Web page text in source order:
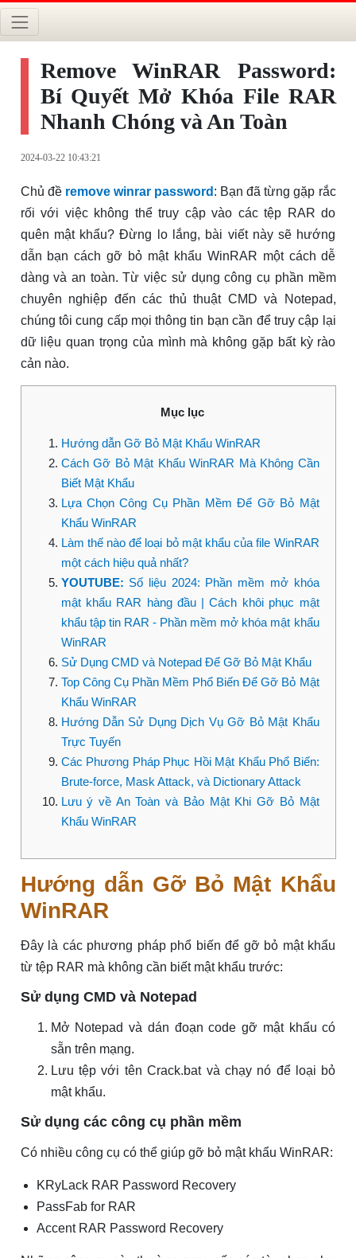
Remove WinRAR Password:
Bí Quyết Mở Khóa File RAR
Nhanh Chóng và An Toàn
2024-03-22 10:43:21
Chủ đề remove winrar password : Bạn đã từng gặp rắc
rối với việc không thể truy cập vào các tệp RAR do
quên mật khẩu? Đừng lo lắng, bài viết này sẽ hướng
dẫn bạn cách gỡ bỏ mật khẩu WinRAR một cách dễ
dàng và an toàn. Từ việc sử dụng công cụ phần mềm
chuyên nghiệp đến các thủ thuật CMD và Notepad,
chúng tôi cung cấp mọi thông tin bạn cần để truy cập lại
dữ liệu quan trọng của mình mà không gặp bất kỳ rào
cản nào.
Mục lục
Hướng dẫn Gỡ Bỏ Mật Khẩu WinRAR
Cách Gỡ Bỏ Mật Khẩu WinRAR Mà Không Cần
Biết Mật Khẩu
Lựa Chọn Công Cụ Phần Mềm Để Gỡ Bỏ Mật
Khẩu WinRAR
Làm thế nào để loại bỏ mật khẩu của file WinRAR
một cách hiệu quả nhất?
YOUTUBE: Số liệu 2024: Phần mềm mở khóa
mật khẩu RAR hàng đầu | Cách khôi phục mật
khẩu tập tin RAR - Phần mềm mở khóa mật khẩu
WinRAR
Sử Dụng CMD và Notepad Để Gỡ Bỏ Mật Khẩu
Top Công Cụ Phần Mềm Phổ Biến Để Gỡ Bỏ Mật
Khẩu WinRAR
Hướng Dẫn Sử Dụng Dịch Vụ Gỡ Bỏ Mật Khẩu
Trực Tuyến
Các Phương Pháp Phục Hồi Mật Khẩu Phổ Biến:
Brute-force, Mask Attack, và Dictionary Attack
Lưu ý về An Toàn và Bảo Mật Khi Gỡ Bỏ Mật
Khẩu WinRAR
Hướng dẫn Gỡ Bỏ Mật Khẩu
WinRAR
Đây là các phương pháp phổ biến để gỡ bỏ mật khẩu
từ tệp RAR mà không cần biết mật khẩu trước:
Sử dụng CMD và Notepad
Mở Notepad và dán đoạn code gỡ mật khẩu có
sẵn trên mạng.
Lưu tệp với tên Crack.bat và chạy nó để loại bỏ
mật khẩu.
Sử dụng các công cụ phần mềm
Có nhiều công cụ có thể giúp gỡ bỏ mật khẩu WinRAR:
KRyLack RAR Password Recovery
PassFab for RAR
Accent RAR Password Recovery